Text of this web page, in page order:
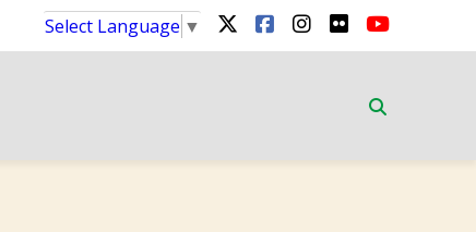
Select Language ▼